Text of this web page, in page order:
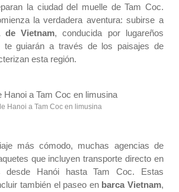
la ciudad del muelle de Tam Coc.
la verdadera aventura: subirse a
de Vietnam, conducida por lugareños
te guiarán a través de los paisajes de
esta región.
Hanoi a Tam Coc en limusina
más cómodo, muchas agencias de
que incluyen transporte directo en
desde Hanói hasta Tam Coc. Estas
también el paseo en barca Vietnam,